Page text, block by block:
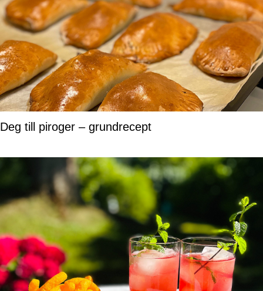
Deg till piroger – grundrecept